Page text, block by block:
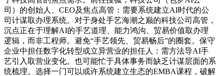
司）的创始人、CEO及焦点高管：需要系统建立AI时代的公
司计谋取办理系统。对于身处手艺海潮之巅的科技公司高管，
沉点正在于理解AI的手艺道理、能力鸿沟、贸易价值取办理
逻辑，而非工程师。避免“手艺领先、贸易畅后”的圈套。保守
企业中担任数字化转型或立异营业的担任人：需方法导AI手
艺引入取营业变化。也可能忙于具体事务而缺乏计谋层面的系
统梳理。选择一门可以或许系统建立生态的EMBA课程，破解